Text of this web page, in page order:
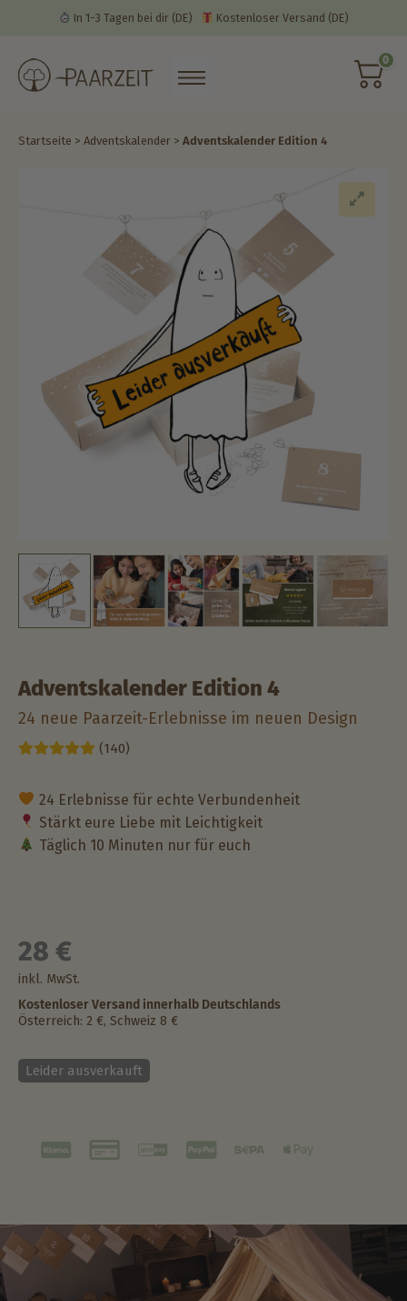
In 1-3 Tagen bei dir (DE) Kostenloser Versand (DE)
0
Startseite > Adventskalender > Adventskalender Edition 4
Adventskalender Edition 4
24 neue Paarzeit-Erlebnisse im neuen Design
(140)
24 Erlebnisse für echte Verbundenheit
Stärkt eure Liebe mit Leichtigkeit
Täglich 10 Minuten nur für euch
28 €
inkl. MwSt.
Kostenloser Versand innerhalb Deutschlands
Österreich: 2 €, Schweiz 8 €
Leider ausverkauft